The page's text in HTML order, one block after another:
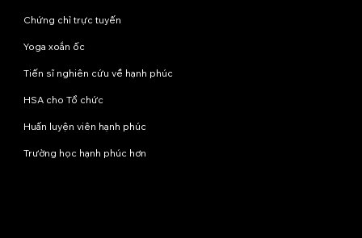
Chứng chỉ trực tuyến
Yoga xoắn ốc
Tiến sĩ nghiên cứu về hạnh phúc
HSA cho Tổ chức
Huấn luyện viên hạnh phúc
Trường học hạnh phúc hơn